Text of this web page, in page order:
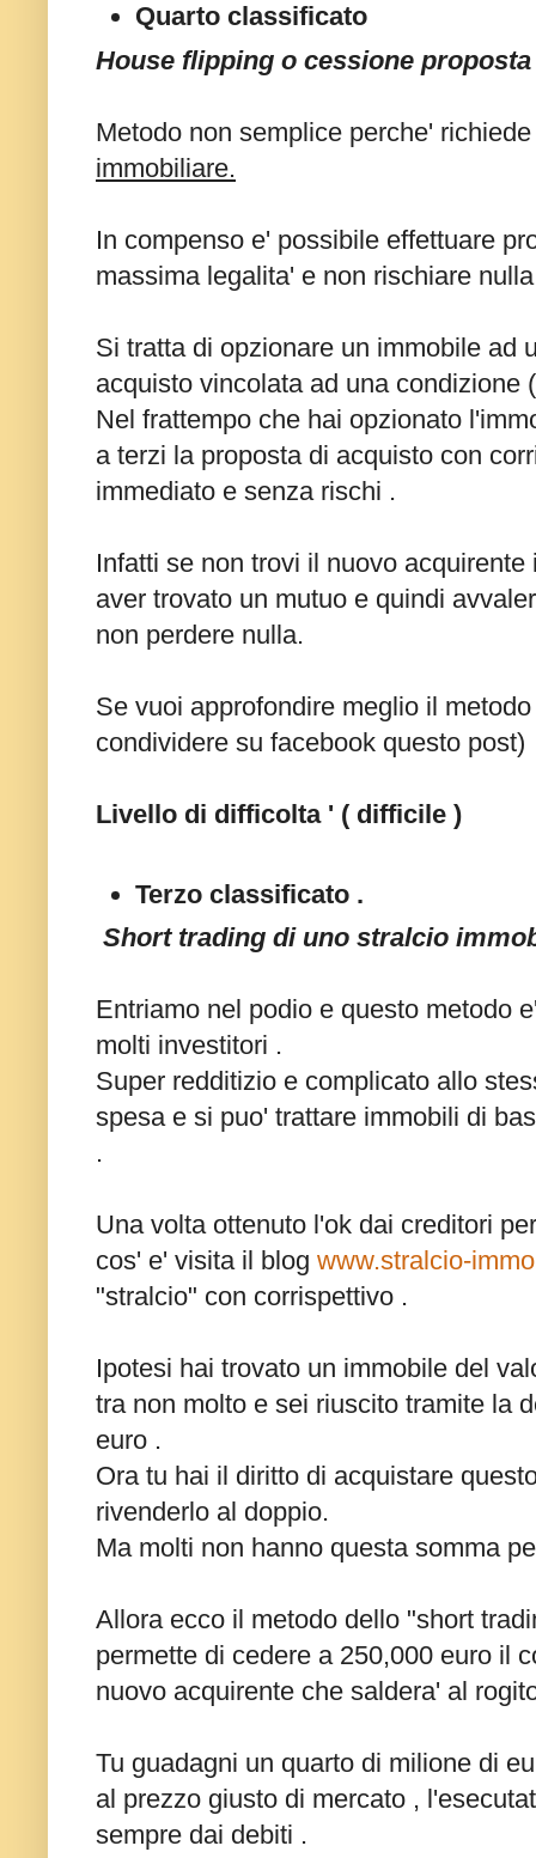
Quarto classificato
House flipping o cessione
Metodo non semplice perche'
immobiliare.
In compenso e' possibile effettuare
massima legalita' e non rischiare
Si tratta di opzionare un immobile ad
acquisto vincolata ad una condizione
Nel frattempo che hai opzionato
a terzi la proposta di acquisto con
immediato e senza rischi .
Infatti se non trovi il nuovo
aver trovato un mutuo e quindi
non perdere nulla.
Se vuoi approfondire meglio il
condividere su facebook questo post)
Livello di difficolta ' ( difficile )
Terzo classificato .
Short trading di uno stralcio
Entriamo nel podio e questo metodo
molti investitori .
Super redditizio e complicato allo
spesa e si puo' trattare immobili di
.
Una volta ottenuto l'ok dai creditori
cos' e' visita il blog www.stralcio-
"stralcio" con corrispettivo .
Ipotesi hai trovato un immobile del
tra non molto e sei riuscito tramite la
euro .
Ora tu hai il diritto di acquistare
rivenderlo al doppio.
Ma molti non hanno questa somma
Allora ecco il metodo dello "short
permette di cedere a 250,000 euro il
nuovo acquirente che saldera' al
Tu guadagni un quarto di milione di
al prezzo giusto di mercato ,
sempre dai debiti .